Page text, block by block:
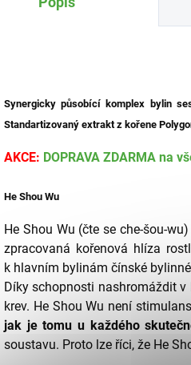
Synergicky působící komplex bylin
Standartizovaný extrakt z kořene
AKCE: DOPRAVA ZDARMA na
He Shou Wu
He Shou Wu (čte se che-šou-
zpracovaná kořenová hlíza
k hlavním bylinám čínské
Díky schopnosti nashromáždit
krev. He Shou Wu není
jak je tomu u každého
soustavu. Proto lze říci, že He